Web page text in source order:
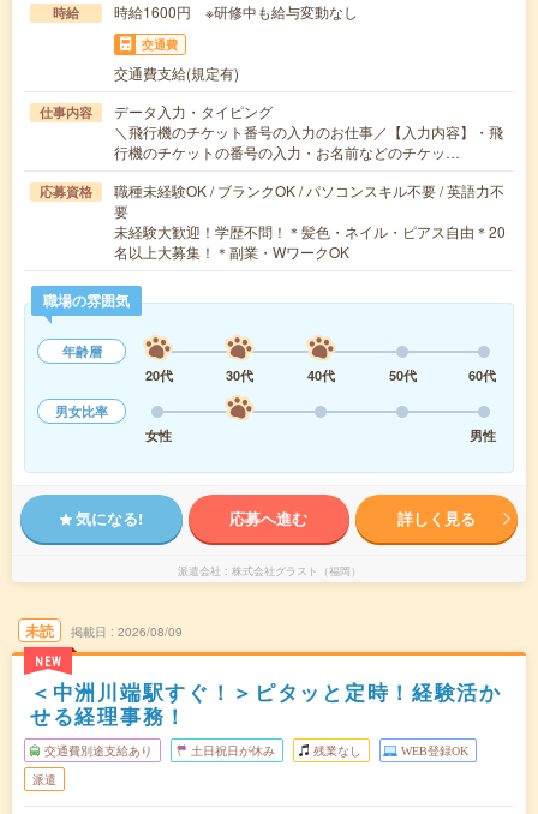
時給 時給1600円 ※研修中も給与変動なし
交通費
交通費支給(規定有)
仕事内容
データ入力・タイピング
＼飛行機のチケット番号の入力のお仕事／【入力内容】・飛
行機のチケットの番号の入力・お名前などのチケッ…
応募資格
職種未経験OK / ブランクOK / パソコンスキル不要 / 英語力不
要
未経験大歓迎！学歴不問！＊髪色・ネイル・ピアス自由＊20
名以上大募集！＊副業・WワークOK
職場の雰囲気
年齢層
20代
30代 40代 50代
60代
男女比率
女性
男性
気になる! 応募へ進む 詳しく見る
派遣会社 株式会社グラスト（福岡）
未読
NEW
掲載日 2026/08/09
＜中洲川端駅すぐ！＞ピタッと定時！経験活か
せる経理事務！
交通費別途支給あり 土日祝日が休み 残業なし WEB登録OK
派遣